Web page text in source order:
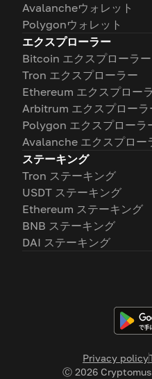
Privacy policy
Ⓒ 2026
Avalancheウォレット
Polygonウォレット
エクスプローラー
Bitcoin エクスプローラー
Tron エクスプローラー
Ethereum エクスプロー
Arbitrum エクスプローラ
Polygon エクスプローラ
Avalanche エクスプロー
ステーキング
Tron ステーキング
USDT ステーキング
Ethereum ステーキング
BNB ステーキング
DAI ステーキング